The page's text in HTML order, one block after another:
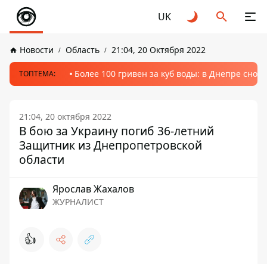
UK
Новости Область 21:04, 20 Октября 2022
ТОПТЕМА: Более 100 гривен за куб воды: в Днепре
21:04, 20 октября 2022
В бою за Украину погиб 36-летний
Защитник из Днепропетровской
области
Ярослав Жахалов
ЖУРНАЛИСТ
👍